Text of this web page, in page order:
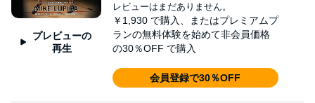
プレビューの
再生
レビューはまだありません。
￥1,930 で購入、またはプレミアムプ
ランの無料体験を始めて非会員価格
の30％OFF で購入
会員登録で30％OFF